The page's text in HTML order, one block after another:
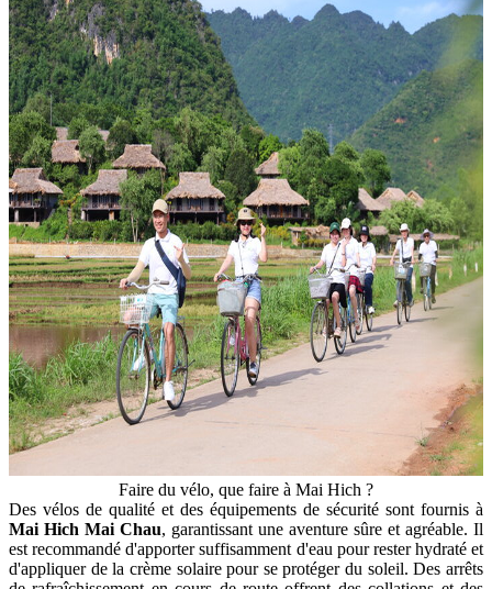
Faire du vélo, que faire à Mai Hich ?
Des vélos de qualité et des équipements de sécurité sont fournis à
Mai Hich Mai Chau, garantissant une aventure sûre et agréable. Il
est recommandé d'apporter suffisamment d'eau pour rester hydraté et
d'appliquer de la crème solaire pour se protéger du soleil. Des arrêts